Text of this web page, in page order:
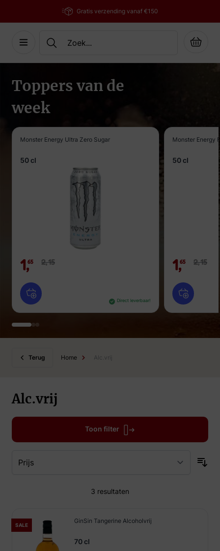
Gratis verzending vanaf €150
Cart
Toppers van de
week
Monster Energy Ultra Zero Sugar
50 cl
1,65 2,15
Direct leverbaar!
Monster Energy
50 cl
1,65 2,15
Terug Home Alc.vrij
Alc.vrij
Toon filter
3 resultaten
SALE
GinSin Tangerine Alcoholvrij
70 cl